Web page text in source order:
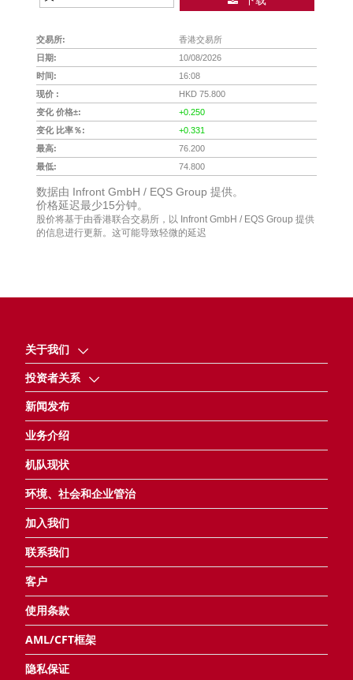
关于我们
投资者关系
新闻发布
业务介绍
机队现状
环境、社会和企业管治
加入我们
联系我们
客户
使用条款
AML/CFT框架
隐私保证